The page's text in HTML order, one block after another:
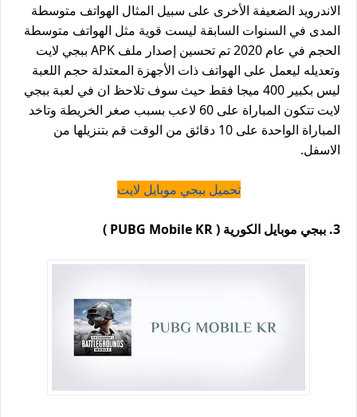
الاندرويد الضعيفة الأخرى على سبيل المثال الهواتف متوسطة
المدى في السنوات السابقة ليست قوية مثل الهواتف متوسطة
الحجم في عام 2020 تم تحسين إصدار ملف APK ببجي لايت
وتعديله ليعمل على الهواتف ذات الأجهزة المعتدلة حجم اللعبة
ليس بكبير 400 ميجا فقط حيث سوف تلاحظ ان في لعبة ببجي
لايت تتكون المباراة على 60 لاعب بسبب صغر الخريطة وتاخد
المباراة الواحدة على 10 دقائق من الوقت قم بتنزيلها من
الاسفل.
تحميل ببجي موبايل لايت
3. ببجي موبايل الكورية ( PUBG Mobile KR )